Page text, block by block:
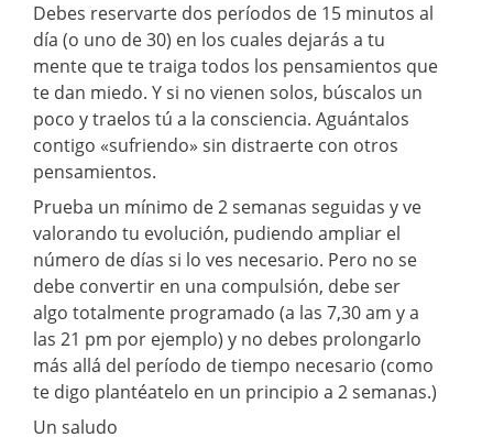
Debes reservarte dos períodos de 15 minutos al
día (o uno de 30) en los cuales dejarás a tu
mente que te traiga todos los pensamientos que
te dan miedo. Y si no vienen solos, búscalos un
poco y traelos tú a la consciencia. Aguántalos
contigo «sufriendo» sin distraerte con otros
pensamientos.
Prueba un mínimo de 2 semanas seguidas y ve
valorando tu evolución, pudiendo ampliar el
número de días si lo ves necesario. Pero no se
debe convertir en una compulsión, debe ser
algo totalmente programado (a las 7,30 am y a
las 21 pm por ejemplo) y no debes prolongarlo
más allá del período de tiempo necesario (como
te digo plantéatelo en un principio a 2 semanas.)
Un saludo